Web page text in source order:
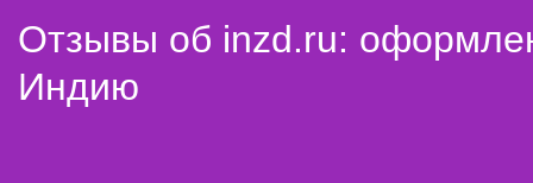
Отзывы об inzd.ru:
Индию